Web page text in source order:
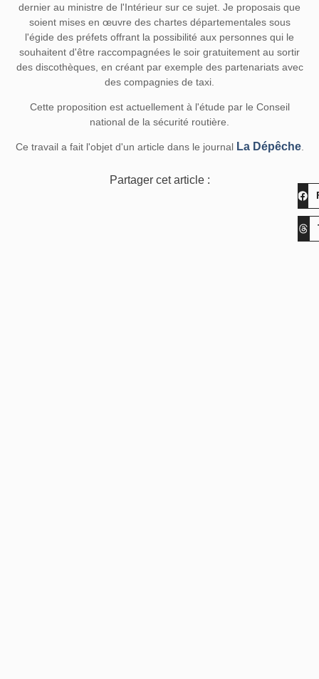
dernier au ministre de l'Intérieur sur ce sujet. Je proposais que
soient mises en œuvre des chartes départementales sous
l'égide des préfets offrant la possibilité aux personnes qui le
souhaitent d'être raccompagnées le soir gratuitement au sortir
des discothèques, en créant par exemple des partenariats avec
des compagnies de taxi.
Cette proposition est actuellement à l'étude par le Conseil
national de la sécurité routière.
Ce travail a fait l'objet d'un article dans le journal La Dépêche.
Partager cet article :